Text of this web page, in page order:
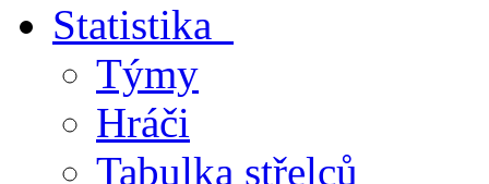
Statistika
Týmy
Hráči
Tabulka střelců